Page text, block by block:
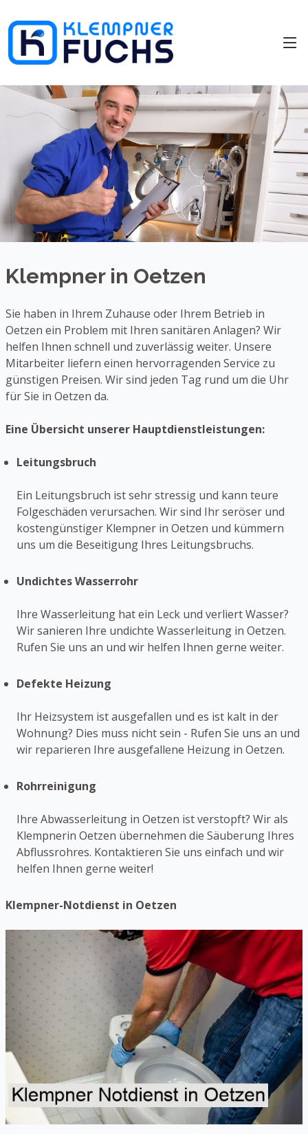
Klempner in Oetzen
Sie haben in Ihrem Zuhause oder Ihrem Betrieb in
Oetzen ein Problem mit Ihren sanitären Anlagen? Wir
helfen Ihnen schnell und zuverlässig weiter. Unsere
Mitarbeiter liefern einen hervorragenden Service zu
günstigen Preisen. Wir sind jeden Tag rund um die Uhr
für Sie in Oetzen da.
Eine Übersicht unserer Hauptdienstleistungen:
Leitungsbruch
Ein Leitungsbruch ist sehr stressig und kann teure
Folgeschäden verursachen. Wir sind Ihr seröser und
kostengünstiger Klempner in Oetzen und kümmern
uns um die Beseitigung Ihres Leitungsbruchs.
Undichtes Wasserrohr
Ihre Wasserleitung hat ein Leck und verliert Wasser?
Wir sanieren Ihre undichte Wasserleitung in Oetzen.
Rufen Sie uns an und wir helfen Ihnen gerne weiter.
Defekte Heizung
Ihr Heizsystem ist ausgefallen und es ist kalt in der
Wohnung? Dies muss nicht sein - Rufen Sie uns an und
wir reparieren Ihre ausgefallene Heizung in Oetzen.
Rohrreinigung
Ihre Abwasserleitung in Oetzen ist verstopft? Wir als
Klempnerin Oetzen übernehmen die Säuberung Ihres
Abflussrohres. Kontaktieren Sie uns einfach und wir
helfen Ihnen gerne weiter!
Klempner-Notdienst in Oetzen